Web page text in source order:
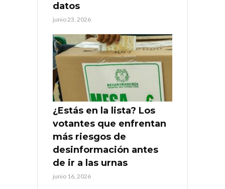
datos
junio 23, 2026
¿Estás en la lista? Los
votantes que enfrentan
más riesgos de
desinformación antes
de ir a las urnas
junio 16, 2026